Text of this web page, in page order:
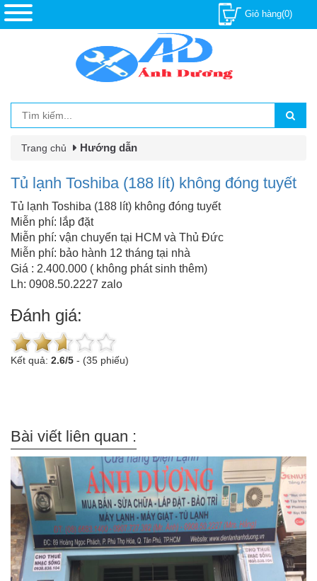
Giỏ hàng(0)
Trang chủ Hướng dẫn
Tủ lạnh Toshiba (188 lít) không đóng tuyết
Tủ lạnh Toshiba (188 lít) không đóng tuyết
Miễn phí: lắp đặt
Miễn phí: vận chuyển tại HCM và Thủ Đức
Miễn phí: bảo hành 12 tháng tại nhà
Giá : 2.400.000 ( không phát sinh thêm)
Lh: 0908.50.2227 zalo
Đánh giá:
Kết quả: 2.6/5 - (35 phiếu)
Bài viết liên quan :